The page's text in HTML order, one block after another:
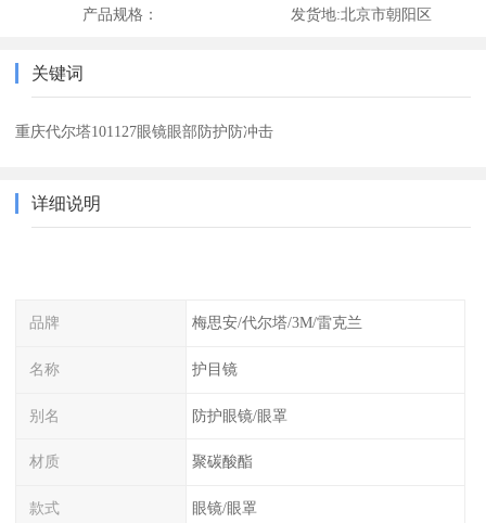
产品规格： 发货地:北京市朝阳区
关键词
重庆代尔塔101127眼镜眼部防护防冲击
详细说明
品牌 梅思安/代尔塔/3M/雷克兰
名称 护目镜
别名 防护眼镜/眼罩
材质 聚碳酸酯
款式 眼镜/眼罩